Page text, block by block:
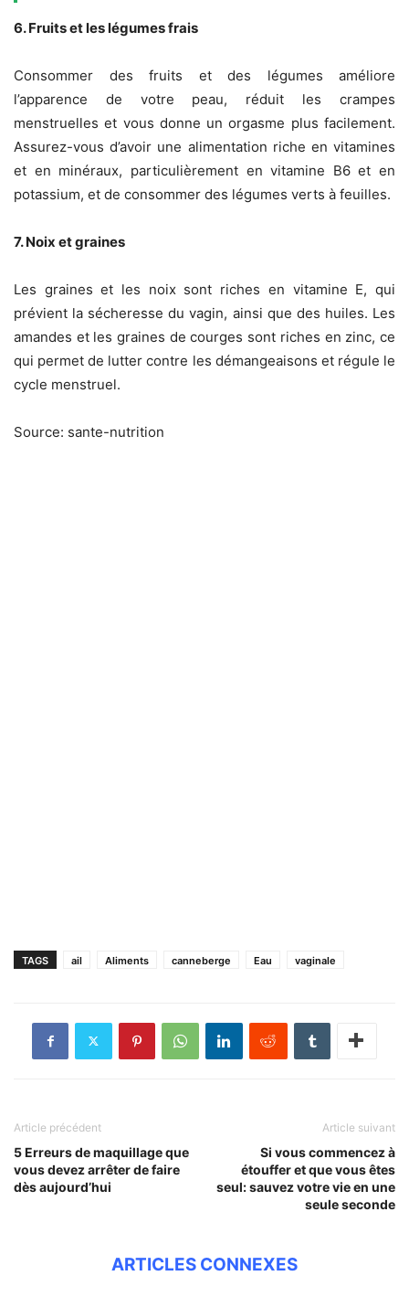
6. Fruits et les légumes frais
Consommer des fruits et des légumes améliore
l’apparence de votre peau, réduit les crampes
menstruelles et vous donne un orgasme plus facilement.
Assurez-vous d’avoir une alimentation riche en vitamines
et en minéraux, particulièrement en vitamine B6 et en
potassium, et de consommer des légumes verts à feuilles.
7. Noix et graines
Les graines et les noix sont riches en vitamine E, qui
prévient la sécheresse du vagin, ainsi que des huiles. Les
amandes et les graines de courges sont riches en zinc, ce
qui permet de lutter contre les démangeaisons et régule le
cycle menstruel.
Source: sante-nutrition
TAGS ail Aliments canneberge Eau vaginale
Article précédent
5 Erreurs de maquillage que
vous devez arrêter de faire
dès aujourd’hui
Article suivant
Si vous commencez à
étouffer et que vous êtes
seul: sauvez votre vie en une
seule seconde
ARTICLES CONNEXES